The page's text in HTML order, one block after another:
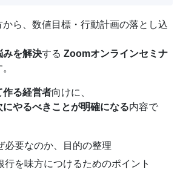
ら、数値目標・行動計画の落とし込
みを解決する Zoomオンラインセミナ
作る経営者向けに、
やるべきことが明確になる内容で
必要なのか、目的の整理
行を味方につけるためのポイント